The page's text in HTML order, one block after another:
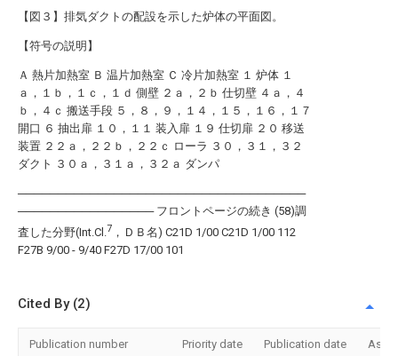
【図３】排気ダクトの配設を示した炉体の平面図。
【符号の説明】
Ａ 熱片加熱室 Ｂ 温片加熱室 Ｃ 冷片加熱室 １ 炉体 １
ａ，１ｂ，１ｃ，１ｄ 側壁 ２ａ，２ｂ 仕切壁 ４ａ，４
ｂ，４ｃ 搬送手段 ５，８，９，１４，１５，１６，１７
開口 ６ 抽出扉 １０，１１ 装入扉 １９ 仕切扉 ２０ 移送
装置 ２２ａ，２２ｂ，２２ｃ ローラ ３０，３１，３２
ダクト ３０ａ，３１ａ，３２ａ ダンパ
────────────────────────────────────
───────────────── フロントページの続き (58)調
査した分野(Int.Cl.7 ，ＤＢ名) C21D 1/00 C21D 1/00 112
F27B 9/00 - 9/40 F27D 17/00 101
Cited By (2)
Publication number Priority date Publication date